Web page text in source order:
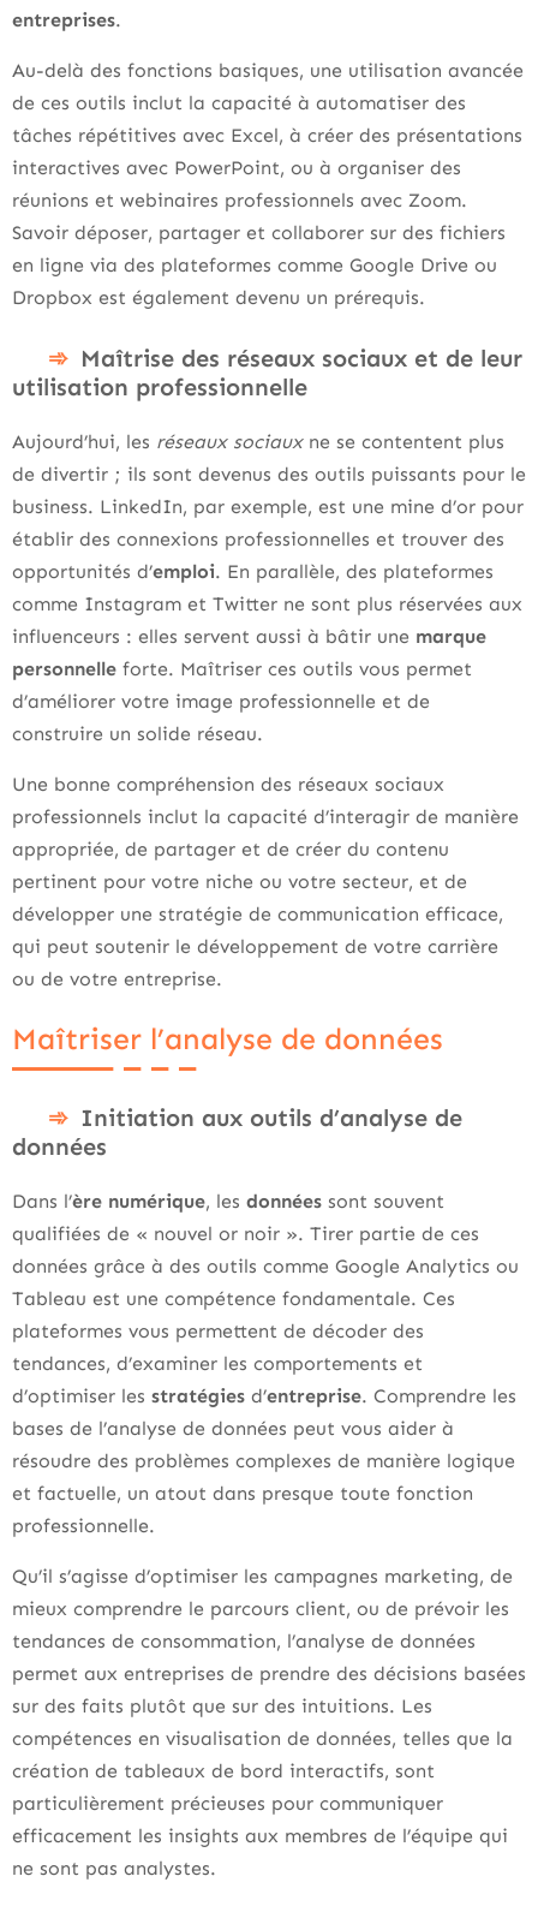
entreprises.
Au-delà des fonctions basiques, une utilisation avancée
de ces outils inclut la capacité à automatiser des
tâches répétitives avec Excel, à créer des présentations
interactives avec PowerPoint, ou à organiser des
réunions et webinaires professionnels avec Zoom.
Savoir déposer, partager et collaborer sur des fichiers
en ligne via des plateformes comme Google Drive ou
Dropbox est également devenu un prérequis.
Maîtrise des réseaux sociaux et de leur
utilisation professionnelle
Aujourd’hui, les réseaux sociauxne se contentent plus
de divertir ; ils sont devenus des outils puissants pour le
business. LinkedIn, par exemple, est une mine d’or pour
établir des connexions professionnelles et trouver des
opportunités d’emploi. En parallèle, des plateformes
comme Instagram et Twitter ne sont plus réservées aux
influenceurs : elles servent aussi à bâtir une marque
personnelle forte. Maîtriser ces outils vous permet
d’améliorer votre image professionnelle et de
construire un solide réseau.
Une bonne compréhension des réseaux sociaux
professionnels inclut la capacité d’interagir de manière
appropriée, de partager et de créer du contenu
pertinent pour votre niche ou votre secteur, et de
développer une stratégie de communication efficace,
qui peut soutenir le développement de votre carrière
ou de votre entreprise.
Maîtriser l’analyse de données
Initiation aux outils d’analyse de
données
Dans l’ère numérique, les données sont souvent
qualifiées de « nouvel or noir ». Tirer partie de ces
données grâce à des outils comme Google Analytics ou
Tableau est une compétence fondamentale. Ces
plateformes vous permettent de décoder des
tendances, d’examiner les comportements et
d’optimiser les stratégies d’entreprise. Comprendre les
bases de l’analyse de données peut vous aider à
résoudre des problèmes complexes de manière logique
et factuelle, un atout dans presque toute fonction
professionnelle.
Qu’il s’agisse d’optimiser les campagnes marketing, de
mieux comprendre le parcours client, ou de prévoir les
tendances de consommation, l’analyse de données
permet aux entreprises de prendre des décisions basées
sur des faits plutôt que sur des intuitions. Les
compétences en visualisation de données, telles que la
création de tableaux de bord interactifs, sont
particulièrement précieuses pour communiquer
efficacement les insights aux membres de l’équipe qui
ne sont pas analystes.